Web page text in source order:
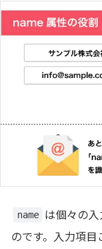
name は個々の
のです。入力項